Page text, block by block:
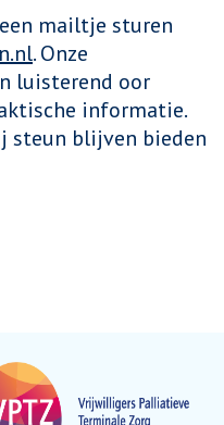
mailtje sturen
. Onze
luisterend oor
informatie.
steun blijven bieden